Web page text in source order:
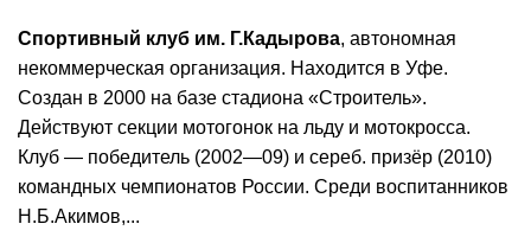
Спортивный клуб им. Г.Кадырова, автономная
некоммерческая организация. Находится в Уфе.
Создан в 2000 на базе стадиона «Строитель».
Действуют секции мотогонок на льду и мотокросса.
Клуб — победитель (2002—09) и сереб. призёр (2010)
командных чемпионатов России. Среди воспитанников
Н.Б.Акимов,...